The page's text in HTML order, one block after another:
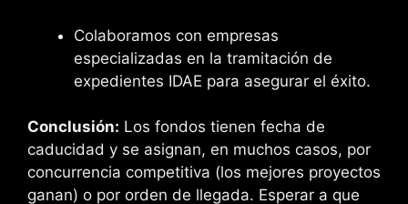
Colaboramos con empresas
especializadas en la tramitación de
expedientes IDAE para asegurar el éxito.
Conclusión: Los fondos tienen fecha de
caducidad y se asignan, en muchos casos, por
concurrencia competitiva (los mejores proyectos
ganan) o por orden de llegada. Esperar a que